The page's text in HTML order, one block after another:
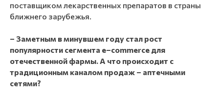
поставщиком лекарственных препаратов в страны
ближнего зарубежья.
– Заметным в минувшем году стал рост
популярности сегмента e–commerce для
отечественной фармы. А что происходит с
традиционным каналом продаж – аптечными
сетями?